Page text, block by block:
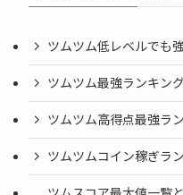
ツムツム低レベルでも
ツムツム最強ランキン
ツムツム高得点最強ラ
ツムツムコイン稼ぎラ